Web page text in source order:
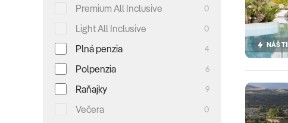
NÁŠ
Premium All Inclusive 0
Light All Inclusive 0
Plná penzia 4
Polpenzia 6
Raňajky 9
Večera 0